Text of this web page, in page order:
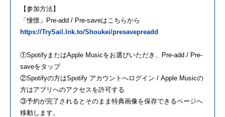
【参加方法】
「憧憬」Pre-add / Pre-saveはこちらから
https://TrySail.lnk.to/Shoukei/presavepreadd
①SpotifyまたはApple Musicをお選びいただき、Pre-add / Pre-
saveをタップ
②Spotifyの方はSpotify アカウントへログイン / Apple Musicの
方はアプリへのアクセスを許可する
③予約が完了されるとそのまま特典画像を保存できるページへ
移動します。